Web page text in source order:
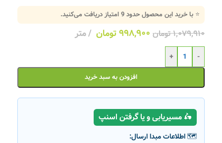
⭐ با خرید این محصول حدود9امتیاز دریافت می‌کنید.
۱,۰۷۹,۹۱۰تومان ۹۹۸,۹۰۰تومان متر
-
+
افزودن به سبد خرید
🛵 مسیریابی و یا گرفتن اسنپ
🗺️ اطلاعات مبدا ارسال: